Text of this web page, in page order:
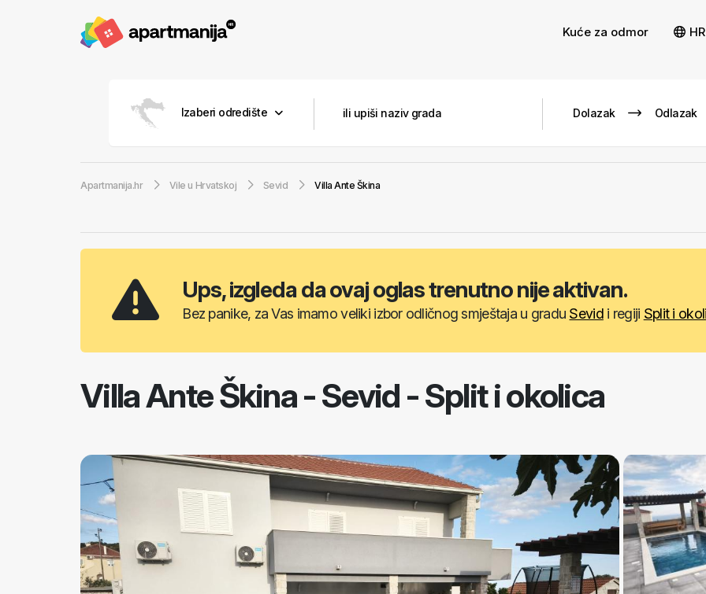
Kuće za odmor HR
Izaberi odredište
Apartmanija.hr Vile u Hrvatskoj Sevid Villa Ante Škina
Ups, izgleda da ovaj oglas trenutno nije aktivan.
Bez panike, za Vas imamo veliki izbor odličnog smještaja u gradu Sevidi regiji Split i
Villa Ante Škina-Sevid - Split i okolica